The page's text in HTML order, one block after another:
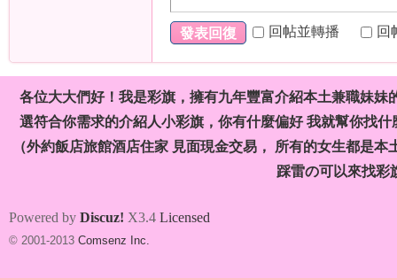
）
發表回復 回帖並轉播 回
各位大大們好！我是彩旗，擁有九年豐富介紹本土兼職妹
選符合你需求的介紹人小彩旗，你有什麼偏好 我就幫你找
（外約飯店旅館酒店住家 見面現金交易， 所有的女生都是
踩雷の可以來找彩
Powered by Discuz! X3.4 Licensed
© 2001-2013 Comsenz Inc.